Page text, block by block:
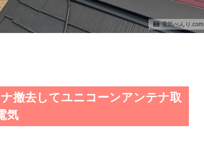
電気べんり.com
撤去してユニコーンアンテナ取
気